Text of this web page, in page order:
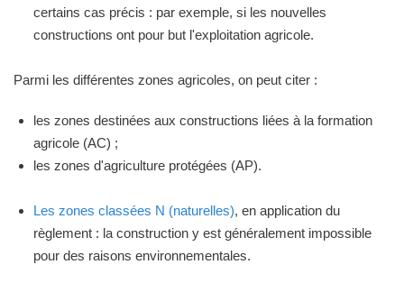
certains cas précis : par exemple, si les nouvelles
constructions ont pour but l'exploitation agricole.
Parmi les différentes zones agricoles, on peut citer :
les zones destinées aux constructions liées à la formation
agricole (AC) ;
les zones d'agriculture protégées (AP).
Les zones classées N (naturelles), en application du
règlement : la construction y est généralement impossible
pour des raisons environnementales.